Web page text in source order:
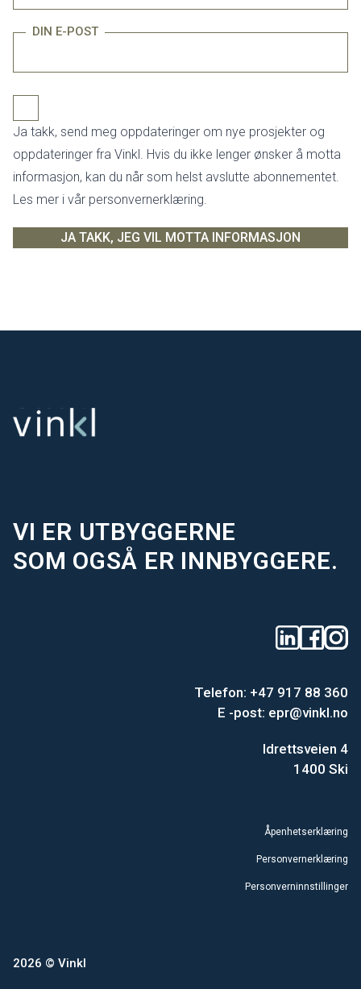
DIN E-POST
Ja takk, send meg oppdateringer om nye prosjekter og
oppdateringer fra Vinkl. Hvis du ikke lenger ønsker å motta
informasjon, kan du når som helst avslutte abonnementet.
VI ER UTBYGGERNE
SOM OGSÅ ER INNBYGGERE.
Telefon: +47 917 88 360
E -post: epr@vinkl.no
Idrettsveien 4
1400 Ski
Åpenhetserklæring
Personvernerklæring
Personverninnstillinger
2026 © Vinkl